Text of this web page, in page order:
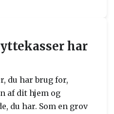
har
du har brug for,
af dit hjem og
du har. Som en grov